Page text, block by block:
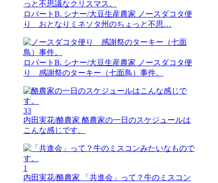
ロバートB. シナー/大豆生産農家 ノースダコタ便
り おとなりミネソタ州のちょっと不思…
ロバートB. シナー/大豆生産農家 ノースダコタ便
り 感謝祭のターキー（七面鳥）事件。
33
内田実花/酪農家 酪農家の一日のスケジュールは
こんな感じです。
1
内田実花/酪農家
「共進会」って？牛のミスコン